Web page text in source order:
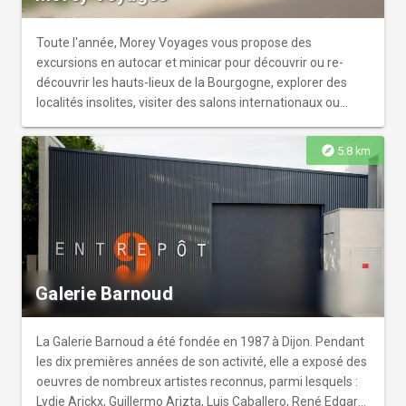
Toute l'année, Morey Voyages vous propose des
excursions en autocar et minicar pour découvrir ou re-
découvrir les hauts-lieux de la Bourgogne, explorer des
localités insolites, visiter des salons internationaux ou
explore 5.8 km
Galerie Barnoud
La Galerie Barnoud a été fondée en 1987 à Dijon. Pendant
les dix premières années de son activité, elle a exposé des
oeuvres de nombreux artistes reconnus, parmi lesquels :
Lydie Arickx, Guillermo Arizta, Luis Caballero, René Edgar